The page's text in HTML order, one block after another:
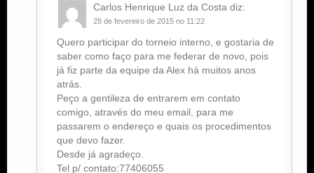
Carlos Henrique Luz da Costa diz:
28 de fevereiro de 2015 no 11:22
Quero participar do torneio interno, e gostaria de
saber como faço para me federar de novo, pois
já fiz parte da equipe da Alex há muitos anos
atrás.
Peço a gentileza de entrarem em contato
comigo, através do meu email, para me
passarem o endereço e quais os procedimentos
que devo fazer.
Desde já agradeço.
Tel p/ contato:77406055